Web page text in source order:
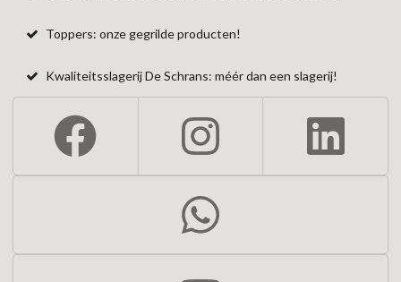
Toppers: onze gegrilde producten!
Kwaliteitsslagerij De Schrans: méér dan een slagerij!